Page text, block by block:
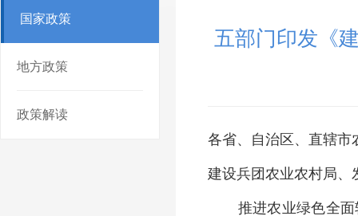
国家政策
地方政策
政策解读
五部门印发《
各省、自治区、直辖市
建设兵团农业农村局、
推进农业绿色全面转